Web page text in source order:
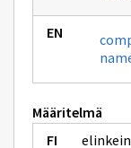
Määritelmä